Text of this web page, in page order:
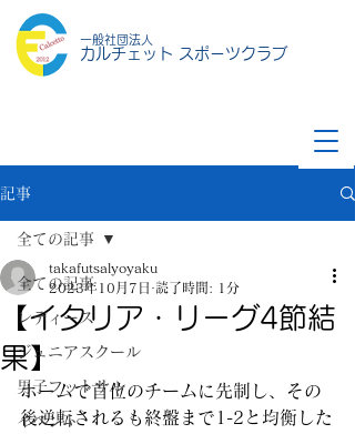
一般社団法人
カルチェット スポーツクラブ
記事
全ての記事
レディース
ジュニアスクール
男子フットサル
イベント
全ての記事
【イタリア・リーグ4節結
果】
takafutsalyoyaku
2023年10月7日 読了時間: 1分
ホームで首位のチームに先制し、その
後逆転されるも終盤まで1-2と均衡した